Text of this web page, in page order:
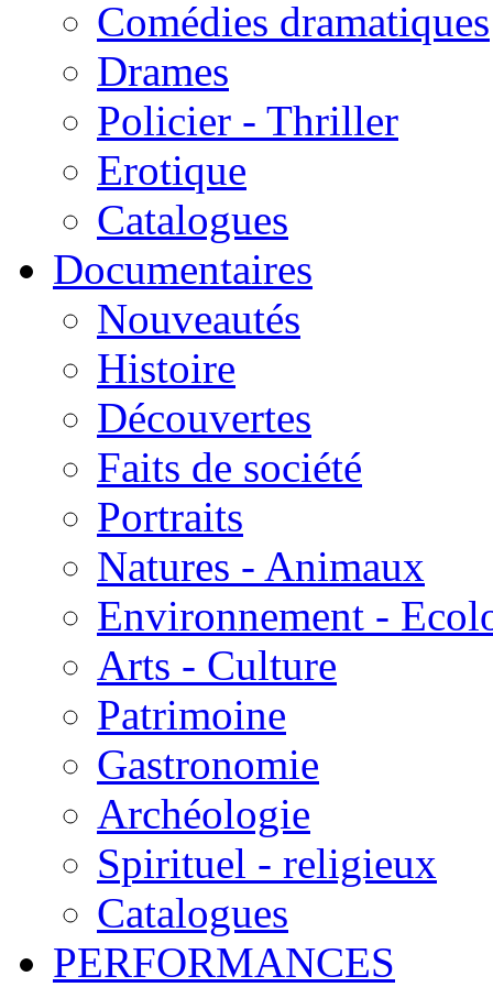
Comédies dramatiques
Drames
Policier - Thriller
Erotique
Catalogues
Documentaires
Nouveautés
Histoire
Découvertes
Faits de société
Portraits
Natures - Animaux
Environnement -
Arts - Culture
Patrimoine
Gastronomie
Archéologie
Spirituel - religieux
Catalogues
PERFORMANCES